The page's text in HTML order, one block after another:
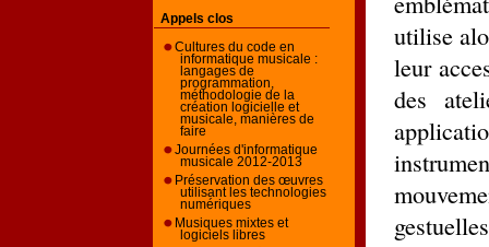
utilise
leur
des
Appels clos
Cultures du code en
informatique musicale :
langages de
programmation,
méthodologie de la
création logicielle et
musicale, manières de
faire
Journées d'informatique
musicale 2012-2013
Préservation des œuvres
utilisant les technologies
numériques
Musiques mixtes et
logiciels libres